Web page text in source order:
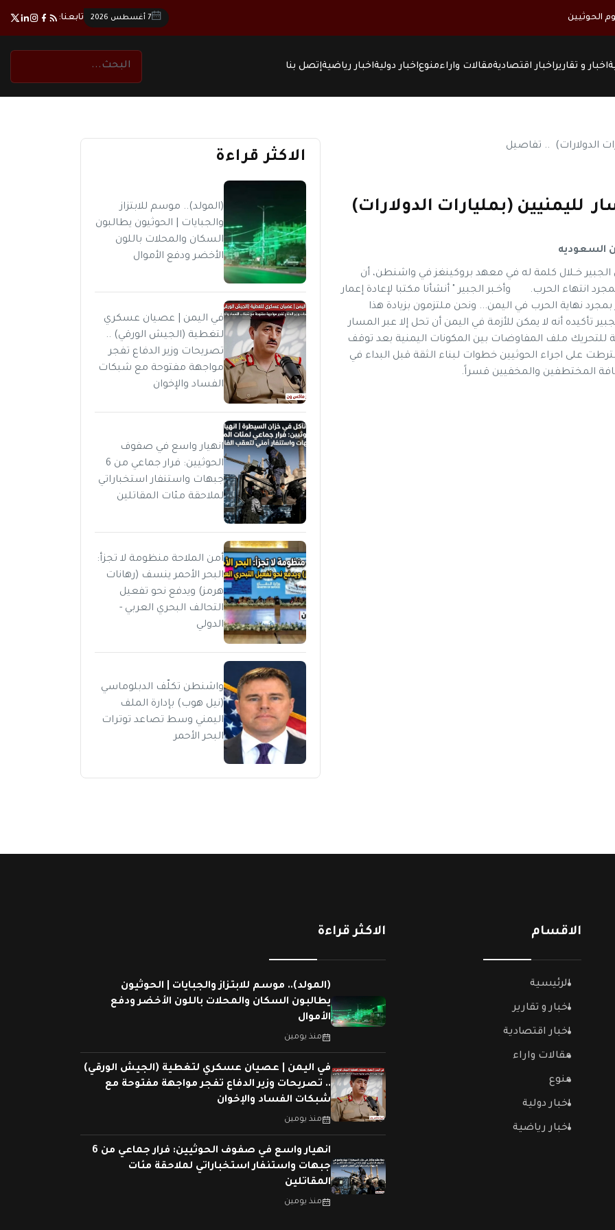
الحوثيين 7 أغسطس 2026 تابعنا:
اخبار و تقاريراخبار اقتصاديةمقالات واراءمنوعاخبار دوليةاخبار رياضيةإتصل بنا
لليمنيين (بمليارات الدولارات)
السعوديه
الجبير خــلال كلمة له في معهد بروكينغز في واشنطن، أن
اليمن بمجرد انتهاء الحرب. وأخـبر الجبير " أنشأنا مكتبا لإعادة إعمار
الإعمار بمجرد نهاية الحرب في اليمن... ونحن ملتزمون بزيادة هذا
تأكيده أنه لا يمكن للأزمة في اليمن أن تحل إلا عبر المسار
ملف المفاوضات بين المكونات اليمنية بعد توقف
على اجراء الحوثيين خطوات لبناء الثقة قبل البداء في
المختطفين والمخفيين قسراً.
الاكثر قراءة
(المولد).. موسم للابتزاز
والجبايات | الحوثيون يطالبون
السكان والمحلات باللون
الأخضر ودفع الأموال
في اليمن | عصيان عسكري
لتغطية (الجيش الورقي) ..
تصريحات وزير الدفاع تفجر
مواجهة مفتوحة مع شبكات
الفساد والإخوان
انهيار واسع في صفوف
الحوثيين: فرار جماعي من 6
جبهات واستنفار استخباراتي
لملاحقة مئات المقاتلين
أمن الملاحة منظومة لا تجزأ:
البحر الأحمر ينسف (رهانات
هرمز) ويدفع نحو تفعيل
التحالف البحري العربي -
الدولي
واشنطن تكلّف الدبلوماسي
(نيل هوب) بإدارة الملف
اليمني وسط تصاعد توترات
البحر الأحمر
الاقسام
الرئيسية
اخبار و تقارير
اخبار اقتصادية
مقالات واراء
منوع
اخبار دولية
اخبار رياضية
الاكثر قراءة
(المولد).. موسم للابتزاز والجبايات | الحوثيون
يطالبون السكان والمحلات باللون الأخضر ودفع
الأموال
منذ يومين
في اليمن | عصيان عسكري لتغطية (الجيش الورقي)
.. تصريحات وزير الدفاع تفجر مواجهة مفتوحة مع
شبكات الفساد والإخوان
منذ يومين
انهيار واسع في صفوف الحوثيين: فرار جماعي من 6
جبهات واستنفار استخباراتي لملاحقة مئات
المقاتلين
منذ يومين